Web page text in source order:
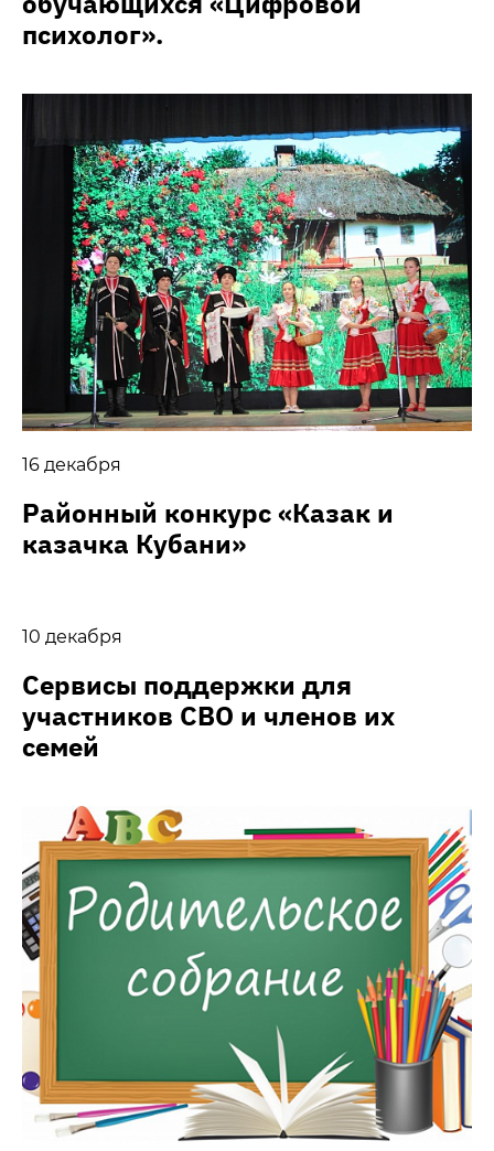
психолог».
16 декабря
Районный конкурс «Казак и
казачка Кубани»
10 декабря
Сервисы поддержки для
участников СВО и членов их
семей